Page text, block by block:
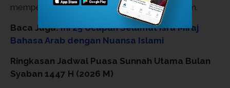
memperbanyak doa, istighfar, dan shalat malam.
Baca Juga:Ini 25 Ucapan Selamat Isra Miraj
Bahasa Arab dengan Nuansa Islami
Ringkasan Jadwal Puasa Sunnah Utama Bulan
Syaban 1447 H (2026 M)